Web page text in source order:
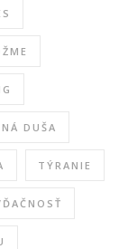
DUŠA
TÝRANIE